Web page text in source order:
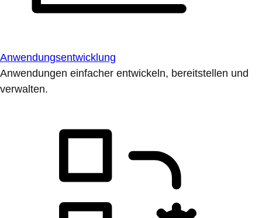
Anwendungsentwicklung
Anwendungen einfacher entwickeln, bereitstellen und
verwalten.